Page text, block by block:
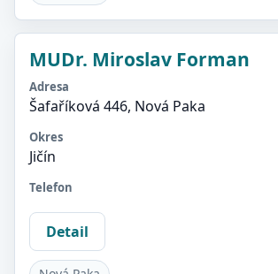
MUDr. Miroslav Forman
Adresa
Šafaříková 446, Nová Paka
Okres
Jičín
Telefon
Detail